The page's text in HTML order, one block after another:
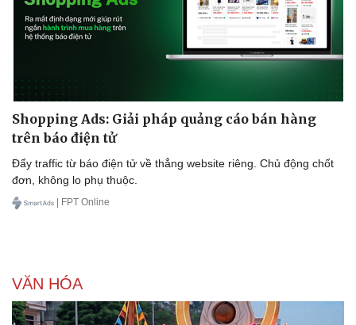
Doanh nghiệp
Thông tin doanh nghiệp
Doanh nghiệp 24h
Doanh nhân
Vì cộng đồng
Tin Công nghệ
Trải nghiệm
Shopping Ads: Giải pháp quảng cáo bán hàng
trên báo điện tử
Đẩy traffic từ báo điện tử về thẳng website riêng. Chủ động chốt
đơn, không lo phụ thuộc.
| FPT Online
VĂN HÓA